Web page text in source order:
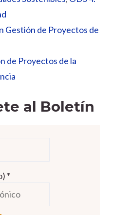
Gestión de Proyectos de
de Proyectos de la
al Boletín
*